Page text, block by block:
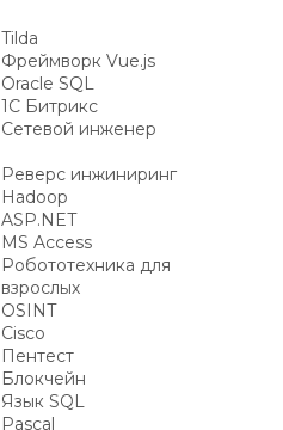
Tilda
Фреймворк Vue.js
Oracle SQL
1С Битрикс
Сетевой инженер
Реверс инжиниринг
Hadoop
ASP.NET
MS Access
Робототехника для
взрослых
OSINT
Cisco
Пентест
Блокчейн
Язык SQL
Pascal